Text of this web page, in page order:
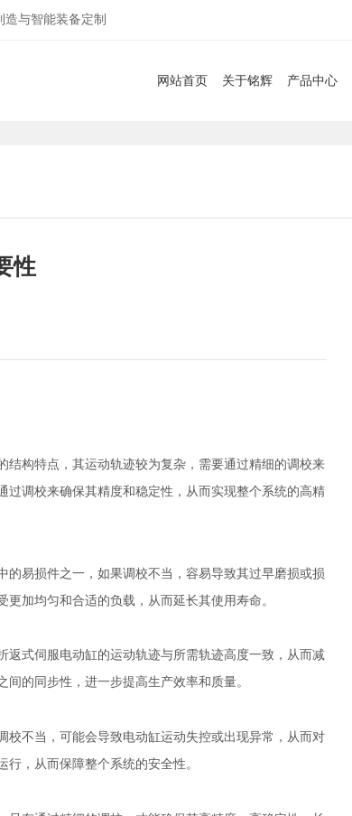
与智能装备定制
网站首页 关于铭辉 产品中心
性
结构特点，其运动轨迹较为复杂，需要通过精细的调校来
调校来确保其精度和稳定性，从而实现整个系统的高精
易损件之一，如果调校不当，容易导致其过早磨损或损
加均匀和合适的负载，从而延长其使用寿命。
式伺服电动缸的运动轨迹与所需轨迹高度一致，从而减
的同步性，进一步提高生产效率和质量。
不当，可能会导致电动缸运动失控或出现异常，从而对
，从而保障整个系统的安全性。